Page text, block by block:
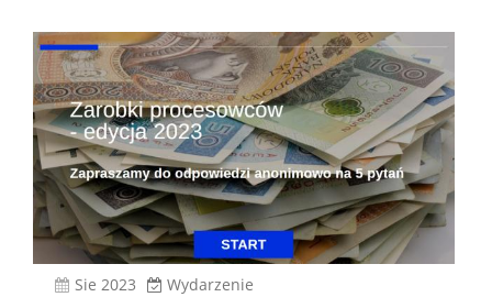
sie 2023 Wydarzenie